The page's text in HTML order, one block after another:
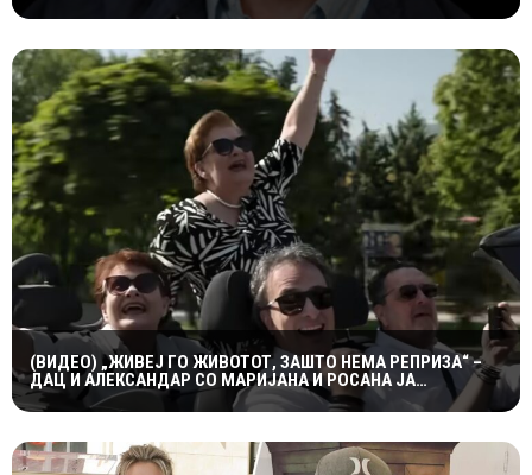
(ВИДЕО) „ЖИВЕЈ ГО ЖИВОТОТ, ЗАШТО НЕМА РЕПРИЗА“ –
ДАЦ И АЛЕКСАНДАР СО МАРИЈАНА И РОСАНА ЈА
ПРЕТСТАВИЈА „ЗАСЕКОГАШ МЛАДИ“